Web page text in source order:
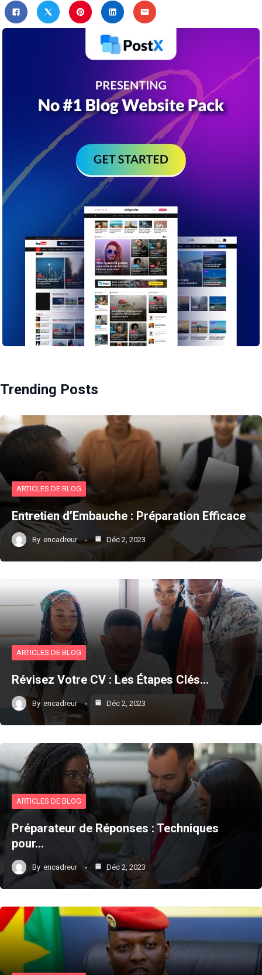
Trending Posts
ARTICLES DE BLOG
Entretien d’Embauche : Préparation Efficace
By encadreur Déc 2, 2023
ARTICLES DE BLOG
Révisez Votre CV : Les Étapes Clés…
By encadreur Déc 2, 2023
ARTICLES DE BLOG
Préparateur de Réponses : Techniques
pour…
By encadreur Déc 2, 2023